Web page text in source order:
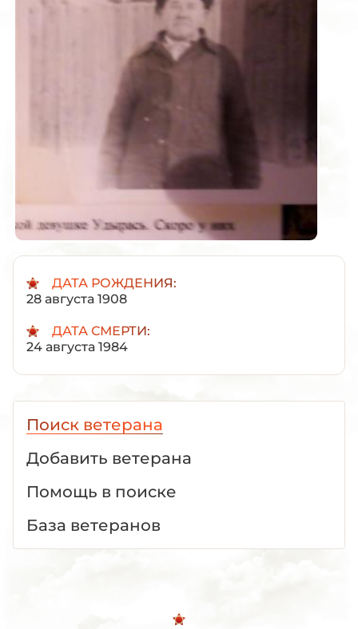
ДАТА РОЖДЕНИЯ:
28 августа 1908
ДАТА СМЕРТИ:
24 августа 1984
Поиск ветерана
Добавить ветерана
Помощь в поиске
База ветеранов